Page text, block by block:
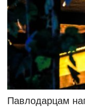
Павлодарцам